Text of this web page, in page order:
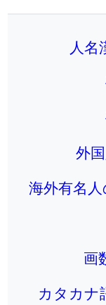
人名
外
海外有名
画
カタカナ